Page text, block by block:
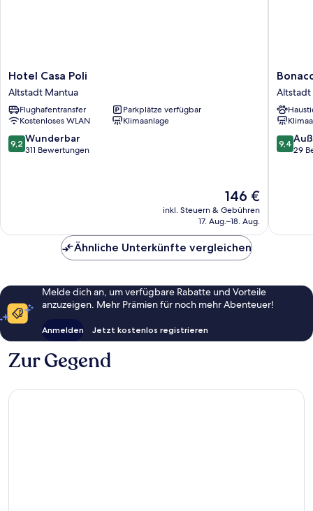
Hotel
Casa
Poli
Altstadt
Mantua
Hotel Casa Poli
Altstadt Mantua
Flughafentransfer
Parkplätze verfügbar
Kostenloses WLAN
Klimaanlage
9.2
von
9,2 Wunderbar
311 Bewertungen
Der
Preis
beträgt
146 €
inkl. Steuern & Gebühren
17. Aug.–18. Aug.
,
Hotels
Altstadt
Mantua
Altstadt
9.4
von
9,4
29
Ähnliche Unterkünfte vergleichen
Melde dich an, um verfügbare Rabatte und Vorteile
anzuzeigen. Mehr Prämien für noch mehr Abenteuer!
Anmelden Jetzt kostenlos registrieren
Zur Gegend